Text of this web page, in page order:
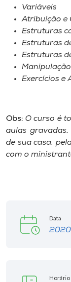
Variáveis
Atribuição e
Estruturas
Estruturas
Estruturas
Exercícios e
Obs: O curso é
aulas
de sua casa,
com o
Data
Horário